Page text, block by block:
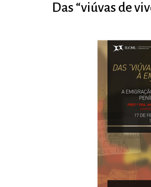
Das “viúvas de